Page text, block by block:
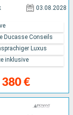
03.08.2028
380 €
Ducasse Conseils
Luxus
inklusive